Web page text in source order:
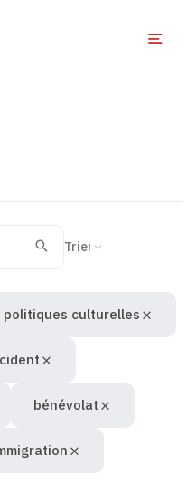
Valider
politiques culturelles
bénévolat